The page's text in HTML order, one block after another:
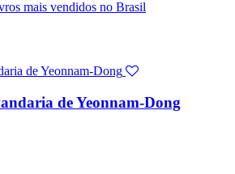
de Yeonnam-Dong